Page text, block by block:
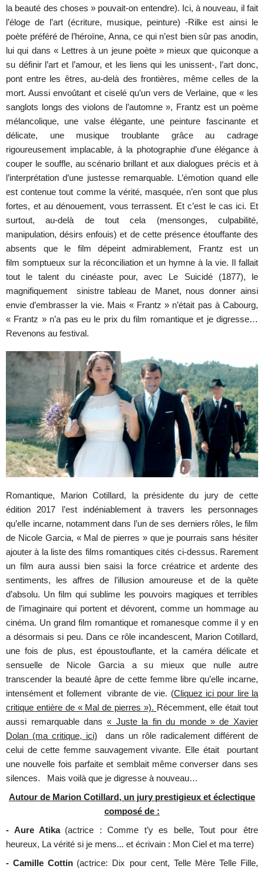
la beauté des choses » pouvait-on entendre). Ici, à nouveau, il fait
l’éloge de l’art (écriture, musique, peinture) -Rilke est ainsi le
poète préféré de l’héroïne, Anna, ce qui n’est bien sûr pas anodin,
lui qui dans « Lettres à un jeune poète » mieux que quiconque a
su définir l’art et l’amour, et les liens qui les unissent-, l’art donc,
pont entre les êtres, au-delà des frontières, même celles de la
mort. Aussi envoûtant et ciselé qu’un vers de Verlaine, que « les
sanglots longs des violons de l’automne », Frantz est un poème
mélancolique, une valse élégante, une peinture fascinante et
délicate, une musique troublante grâce au cadrage
rigoureusement implacable, à la photographie d’une élégance à
couper le souffle, au scénario brillant et aux dialogues précis et à
l’interprétation d’une justesse remarquable. L’émotion quand elle
est contenue tout comme la vérité, masquée, n’en sont que plus
fortes, et au dénouement, vous terrassent. Et c’est le cas ici. Et
surtout, au-delà de tout cela (mensonges, culpabilité,
manipulation, désirs enfouis) et de cette présence étouffante des
absents que le film dépeint admirablement, Frantz est un
film somptueux sur la réconciliation et un hymne à la vie. Il fallait
tout le talent du cinéaste pour, avec Le Suicidé (1877), le
magnifiquement sinistre tableau de Manet, nous donner ainsi
envie d’embrasser la vie. Mais « Frantz » n’était pas à Cabourg,
« Frantz » n’a pas eu le prix du film romantique et je digresse…
Revenons au festival.
Romantique, Marion Cotillard, la présidente du jury de cette
édition 2017 l’est indéniablement à travers les personnages
qu’elle incarne, notamment dans l’un de ses derniers rôles, le film
de Nicole Garcia, « Mal de pierres » que je pourrais sans hésiter
ajouter à la liste des films romantiques cités ci-dessus. Rarement
un film aura aussi bien saisi la force créatrice et ardente des
sentiments, les affres de l’illusion amoureuse et de la quête
d’absolu. Un film qui sublime les pouvoirs magiques et terribles
de l’imaginaire qui portent et dévorent, comme un hommage au
cinéma. Un grand film romantique et romanesque comme il y en
a désormais si peu. Dans ce rôle incandescent, Marion Cotillard,
une fois de plus, est époustouflante, et la caméra délicate et
sensuelle de Nicole Garcia a su mieux que nulle autre
transcender la beauté âpre de cette femme libre qu’elle incarne,
intensément et follement vibrante de vie. (Cliquez ici pour lire la
critique entière de « Mal de pierres »). Récemment, elle était tout
aussi remarquable dans« Juste la fin du monde » de Xavier
Dolan (ma critique, ici) dans un rôle radicalement différent de
celui de cette femme sauvagement vivante. Elle était pourtant
une nouvelle fois parfaite et semblait même converser dans ses
silences. Mais voilà que je digresse à nouveau…
Autour de Marion Cotillard, un jury prestigieux et éclectique
composé de :
- Aure Atika (actrice : Comme t’y es belle, Tout pour être
heureux, La vérité si je mens... et écrivain : Mon Ciel et ma terre)
- Camille Cottin (actrice: Dix pour cent, Telle Mère Telle Fille,